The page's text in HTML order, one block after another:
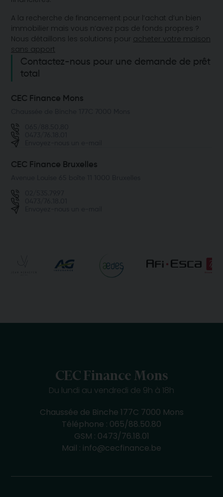
A la recherche de financement pour l’achat d’un bien
immobilier mais vous n’avez pas de fonds propres ?
Nous détaillons les solutions pour acheter votre maison
sans apport
Contactez-nous pour une demande de prêt
total
CEC Finance Mons
CEC Finance Bruxelles
CEC Finance Mons
Du lundi au vendredi de 9h à 18h
Chaussée de Binche 177C 7000 Mons
Téléphone : 065/88.50.80
GSM : 0473/76.18.01
Mail : info@cecfinance.be